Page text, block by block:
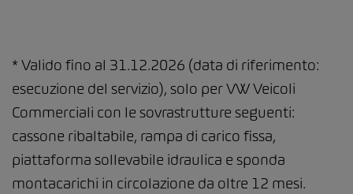
* Valido fino al 31.12.2026 (data di riferimento:
esecuzione del servizio), solo per VW Veicoli
Commerciali con le sovrastrutture seguenti:
cassone ribaltabile, rampa di carico fissa,
piattaforma sollevabile idraulica e sponda
montacarichi in circolazione da oltre 12 mesi.